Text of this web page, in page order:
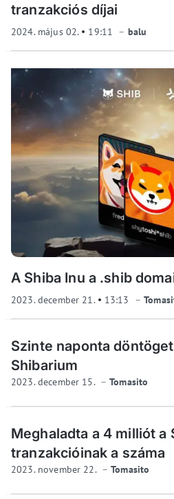
tranzakciós díjai
2024. május 02. 19:11 balu
A Shiba Inu a .shib
2023. december 21. 13:13
Szinte naponta
Shibarium
2023. december 15. Tomasito
Meghaladta a 4 milliót a
tranzakcióinak a száma
2023. november 22. Tomasito